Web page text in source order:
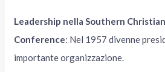
Leadership nella Southern
Conference: Nel 1957 divenne
importante organizzazione.